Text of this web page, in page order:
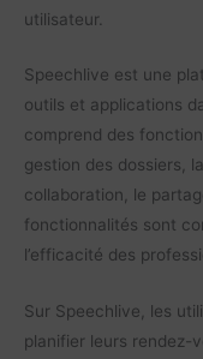
utilisateur.
Speechlive est une
outils et applications
comprend des
gestion des dossiers,
collaboration, le
fonctionnalités sont
l’efficacité des
Sur Speechlive, les
planifier leurs rendez-